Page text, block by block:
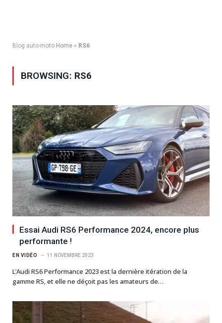
Blog auto-moto Home » RS6
BROWSING: RS6
Essai Audi RS6 Performance 2024, encore plus
performante !
EN VIDÉO 11 NOVEMBRE 2023
L’Audi RS6 Performance 2023 est la dernière itération de la
gamme RS, et elle ne déçoit pas les amateurs de…